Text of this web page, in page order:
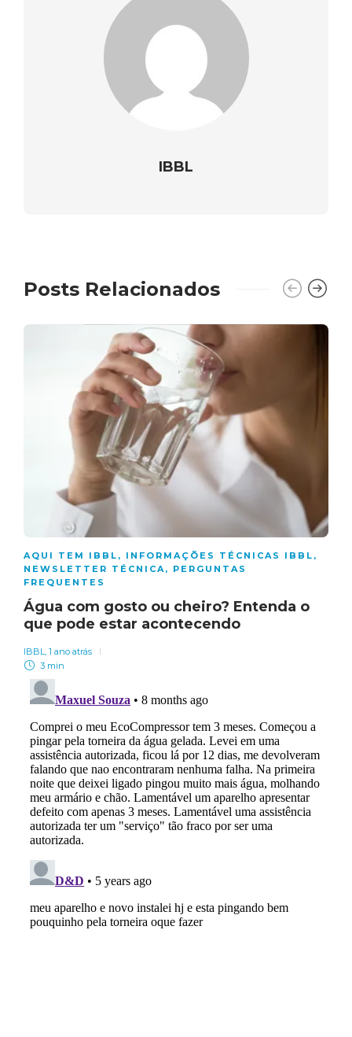
IBBL
Posts Relacionados
AQUI TEM IBBL , INFORMAÇÕES TÉCNICAS IBBL ,
NEWSLETTER TÉCNICA, PERGUNTAS
FREQUENTES
Água com gosto ou cheiro? Entenda o
que pode estar acontecendo
IBBL, 1 ano atrás
3 min